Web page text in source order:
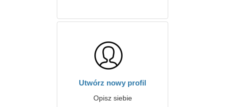
Utwórz nowy profil
Opisz siebie